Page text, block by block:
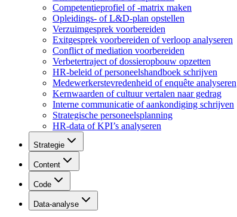
Competentieprofiel of -matrix maken
Opleidings- of L&D-plan opstellen
Verzuimgesprek voorbereiden
Exitgesprek voorbereiden of verloop analyseren
Conflict of mediation voorbereiden
Verbetertraject of dossieropbouw opzetten
HR-beleid of personeelshandboek schrijven
Medewerkerstevredenheid of enquête analyseren
Kernwaarden of cultuur vertalen naar gedrag
Interne communicatie of aankondiging schrijven
Strategische personeelsplanning
HR-data of KPI’s analyseren
Strategie
Content
Code
Data-analyse